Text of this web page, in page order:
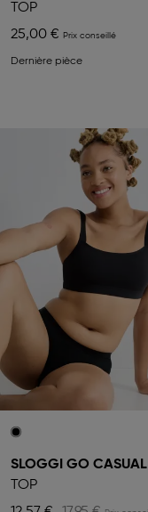
TOP
25,00 €
Dernière pièce
SLOGGI GO CASUAL
TOP